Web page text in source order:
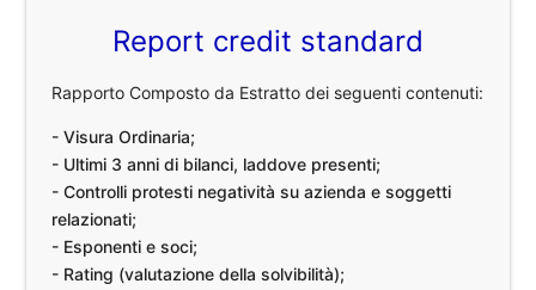
Report credit standard
Rapporto Composto da Estratto dei seguenti contenuti:
- Visura Ordinaria;
- Ultimi 3 anni di bilanci, laddove presenti;
- Controlli protesti negatività su azienda e soggetti
relazionati;
- Esponenti e soci;
- Rating (valutazione della solvibilità);